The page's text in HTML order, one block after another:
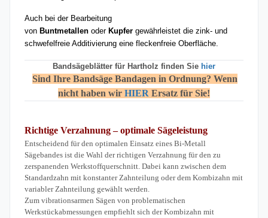
Auch bei der Bearbeitung
von Buntmetallen oder Kupfer gewährleistet die zink- und
schwefelfreie Additivierung eine fleckenfreie Oberfläche.
Bandsägeblätter für Hartholz finden Sie hier
Sind Ihre Bandsäge Bandagen in Ordnung? Wenn
nicht haben wir HIER Ersatz für Sie!
Richtige Verzahnung – optimale Sägeleistung
Entscheidend für den optimalen Einsatz eines Bi-Metall
Sägebandes ist die Wahl der richtigen Verzahnung für den zu
zerspanenden Werkstoffquerschnitt. Dabei kann zwischen dem
Standardzahn mit konstanter Zahnteilung oder dem Kombizahn mit
variabler Zahnteilung gewählt werden.
Zum vibrationsarmen Sägen von problematischen
Werkstückabmessungen empfiehlt sich der Kombizahn mit